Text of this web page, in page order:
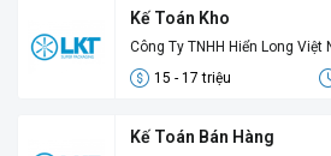
Kế Toán Kho
Công Ty TNHH Hiển Long Việt
15 - 17 triệu
Kế Toán Bán Hàng